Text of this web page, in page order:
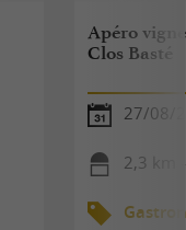
Apéro
Clos Basté
27/08/
2,3 km